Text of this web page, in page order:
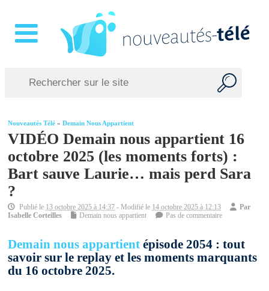
Nouveautés Télé »Demain Nous Appartient
VIDÉO Demain nous appartient 16
octobre 2025 (les moments forts) :
Bart sauve Laurie… mais perd Sara
?
Publié le 13 octobre 2025 à 14:37 - Modifié le 14 octobre 2025 à 12:13
Par
Isabelle Corteilles
Demain nous appartient Pas de commentaire
Demain nous appartient épisode 2054 : tout
savoir sur le replay et les moments marquants
du 16 octobre 2025.